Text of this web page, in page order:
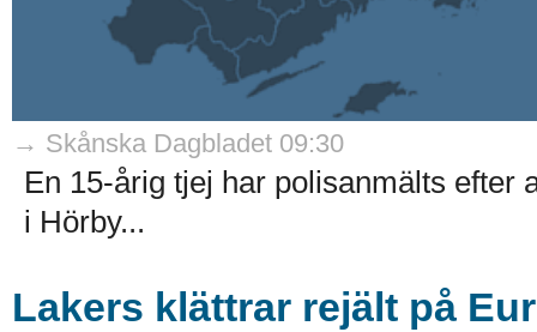
→ Skånska Dagbladet 09:30
En 15-årig tjej har polisanmälts efter
i Hörby...
Lakers klättrar rejält på